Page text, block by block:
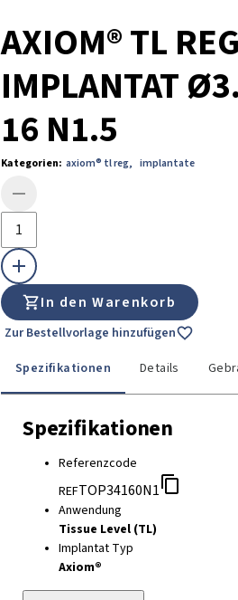
AXIOM® TL REG
IMPLANTAT
16 N1.5
Kategorien: axiom® tl reg, implantate
In den Warenkorb
Zur Bestellvorlage hinzufügen
Spezifikationen
Details
Spezifikationen
Referenzcode
REFTOP34160N1
Anwendung
Tissue Level (TL)
Implantat Typ
Axiom®